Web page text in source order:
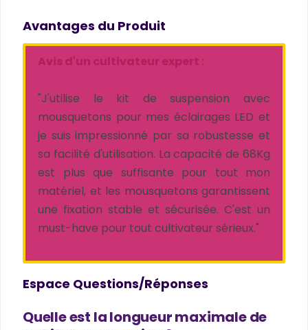
Avantages du Produit
Avis d'un cultivateur expert :
"J'utilise le kit de suspension avec
mousquetons pour mes éclairages LED et
je suis impressionné par sa robustesse et
sa facilité d'utilisation. La capacité de 68Kg
est plus que suffisante pour tout mon
matériel, et les mousquetons garantissent
une fixation stable et sécurisée. C'est un
must-have pour tout cultivateur sérieux."
Espace Questions/Réponses
Quelle est la longueur maximale de